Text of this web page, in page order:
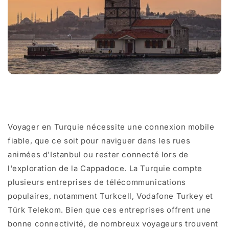
Voyager en Turquie nécessite une connexion mobile
fiable, que ce soit pour naviguer dans les rues
animées d'Istanbul ou rester connecté lors de
l'exploration de la Cappadoce. La Turquie compte
plusieurs entreprises de télécommunications
populaires, notamment Turkcell, Vodafone Turkey et
Türk Telekom. Bien que ces entreprises offrent une
bonne connectivité, de nombreux voyageurs trouvent